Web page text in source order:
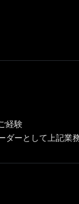
経験
ダーとして上記業